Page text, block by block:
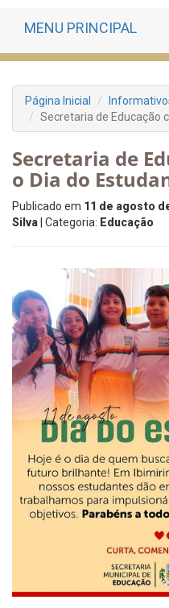
MENU PRINCIPAL
Página Inicial
Secretaria de Educação
Secretaria de
o Dia do
Publicado em 11 de agosto
Silva | Categoria: Educação